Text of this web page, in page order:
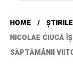
HOME
NICOLAE CIUCĂ
SĂPTĂMÂNII